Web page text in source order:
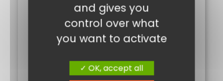
CURRY DOUX (BOMBAY) 50G
Ajouter au panier
and gives you
control over what
you want to activate
OK, accept all